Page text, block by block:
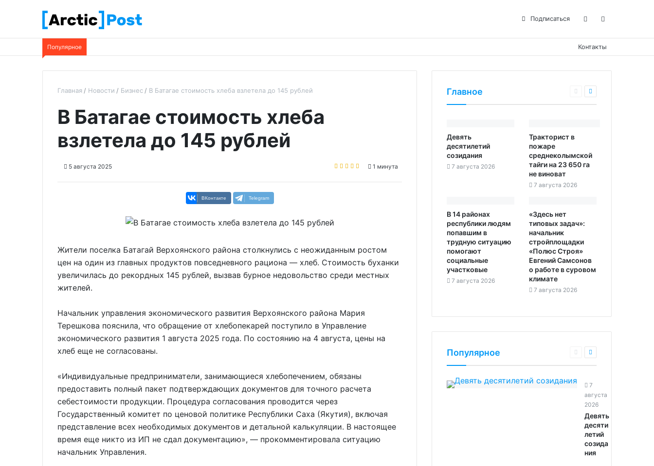
Подписаться
Популярное Контакты
Главная Новости Бизнес В Батагае стоимость хлеба взлетела до 145 рублей
В Батагае стоимость хлеба
взлетела до 145 рублей
5 августа 2025 1 минута
ВКонтакте Telegram
Жители поселка Батагай Верхоянского района столкнулись с неожиданным ростом
цен на один из главных продуктов повседневного рациона — хлеб. Стоимость буханки
увеличилась до рекордных 145 рублей, вызвав бурное недовольство среди местных
жителей.
Начальник управления экономического развития Верхоянского района Мария
Терешкова пояснила, что обращение от хлебопекарей поступило в Управление
экономического развития 1 августа 2025 года. По состоянию на 4 августа, цены на
хлеб еще не согласованы.
«Индивидуальные предприниматели, занимающиеся хлебопечением, обязаны
предоставить полный пакет подтверждающих документов для точного расчета
себестоимости продукции. Процедура согласования проводится через
Государственный комитет по ценовой политике Республики Саха (Якутия), включая
представление всех необходимых документов и детальной калькуляции. В настоящее
время еще никто из ИП не сдал документацию», — прокомментировала ситуацию
начальник Управления.
Главное
Девять
десятилетий
созидания
7 августа 2026
Тракторист в
пожаре
среднеколымской
тайги на 23 650 га
не виноват
7 августа 2026
В 14 районах
республики людям
попавшим в
трудную ситуацию
помогают
социальные
участковые
7 августа 2026
«Здесь нет
типовых задач»:
начальник
стройплощадки
«Полюс Строя»
Евгений Самсонов
о работе в суровом
климате
7 августа 2026
Популярное
7
августа
2026
Девять
десяти
летий
созида
ния